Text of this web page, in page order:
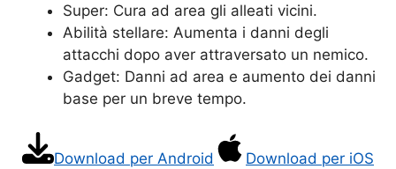
Super: Cura ad area gli alleati vicini.
Abilità stellare: Aumenta i danni degli
attacchi dopo aver attraversato un nemico.
Gadget: Danni ad area e aumento dei danni
base per un breve tempo.
Download per Android Download per iOS